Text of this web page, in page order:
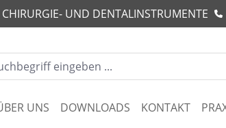
UND DENTALINSTRUMENTE
UNS DOWNLOADS KONTAKT